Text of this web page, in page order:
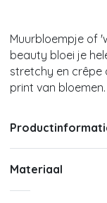
Muurbloempje of
beauty bloei je
stretchy en crêpe
print van bloemen.
Materiaal